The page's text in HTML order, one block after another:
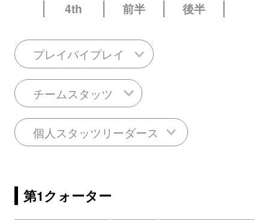
4th
前半 後半
プレイバイプレイ
チームスタッツ
個人スタッツリーダース
第1クォーター